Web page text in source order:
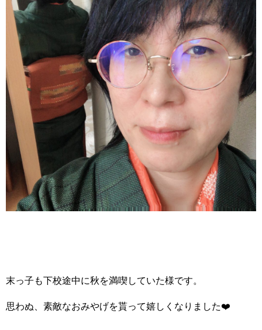
末っ子も下校途中に秋を満喫していた様です。
思わぬ、素敵なおみやげを貰って嬉しくなりました❤️